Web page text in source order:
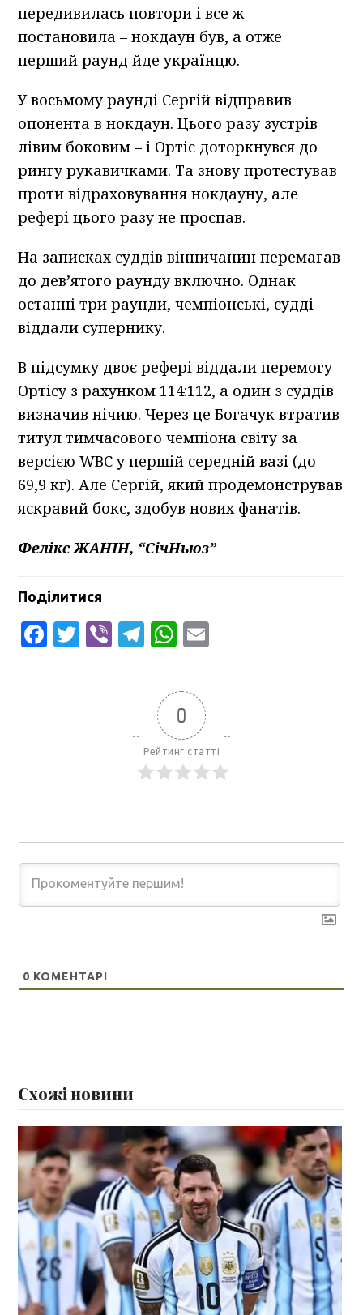
передивилась повтори і все ж
постановила – нокдаун був, а отже
перший раунд йде українцю.
У восьмому раунді Сергій відправив
опонента в нокдаун. Цього разу зустрів
лівим боковим – і Ортіс доторкнувся до
рингу рукавичками. Та знову протестував
проти відраховування нокдауну, але
рефері цього разу не проспав.
На записках суддів вінничанин перемагав
до дев’ятого раунду включно. Однак
останні три раунди, чемпіонські, судді
віддали супернику.
В підсумку двоє рефері віддали перемогу
Ортісу з рахунком 114:112, а один з суддів
визначив нічию. Через це Богачук втратив
титул тимчасового чемпіона світу за
версією WBC у першій середній вазі (до
69,9 кг). Але Сергій, який продемонстрував
яскравий бокс, здобув нових фанатів.
Фелікс ЖАНІН, “СічНьюз”
Поділитися
Facebook
Twitter
ViberTelegram
WhatsApp
0
Рейтинг статті
0 КОМЕНТАРІ
Схожі новини